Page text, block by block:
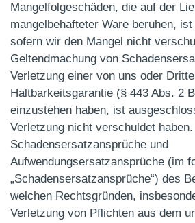
Mangelfolgeschäden, die auf der
mangelbehafteter Ware beruhen,
sofern wir den Mangel nicht
Geltendmachung von
Verletzung einer von uns oder
Haltbarkeitsgarantie (§ 443 Abs. 2
einzustehen haben, ist
Verletzung nicht verschuldet
Schadensersatzansprüche und
Aufwendungsersatzansprüche (im
„Schadensersatzansprüche“) des
welchen Rechtsgründen,
Verletzung von Pflichten aus dem